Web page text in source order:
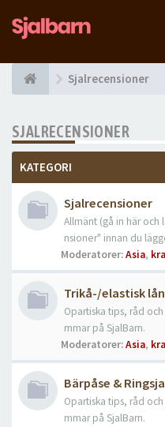
Sjalrecensioner
SJALRECENSIONER
KATEGORI
Sjalrecensioner
Allmänt (gå in här och
nsioner" innan du
Moderatorer:Asia,
Trikå-/elastisk
Opartiska tips, råd
mmar på SjalBarn.
Moderatorer:Asia,
Bärpåse &
Opartiska tips, råd
mmar på SjalBarn.